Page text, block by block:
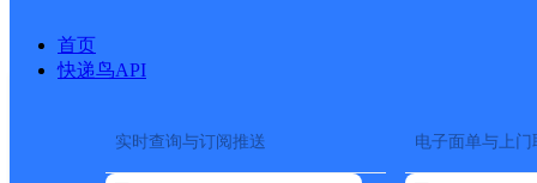
首页
快递鸟API
实时查询与订阅推送 电子面单与上门